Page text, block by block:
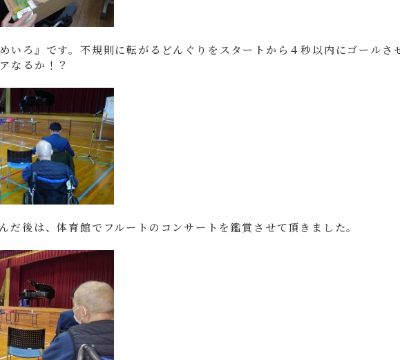
いろ』です。不規則に転がるどんぐりをスタートから４秒以内にゴールさ
なるか！？
だ後は、体育館でフルートのコンサートを鑑賞させて頂きました。